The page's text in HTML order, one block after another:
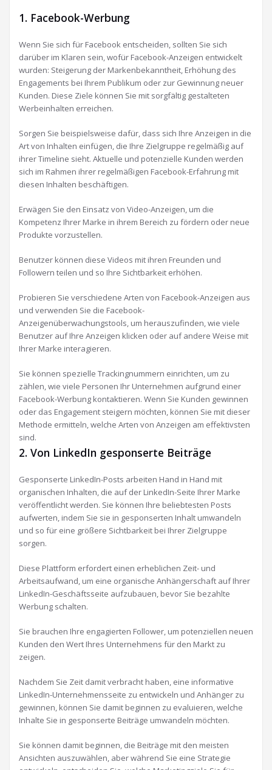
1. Facebook-Werbung
Wenn Sie sich für Facebook entscheiden, sollten Sie sich
darüber im Klaren sein, wofür Facebook-Anzeigen entwickelt
wurden: Steigerung der Markenbekanntheit, Erhöhung des
Engagements bei Ihrem Publikum oder zur Gewinnung neuer
Kunden. Diese Ziele können Sie mit sorgfältig gestalteten
Werbeinhalten erreichen.
Sorgen Sie beispielsweise dafür, dass sich Ihre Anzeigen in die
Art von Inhalten einfügen, die Ihre Zielgruppe regelmäßig auf
ihrer Timeline sieht. Aktuelle und potenzielle Kunden werden
sich im Rahmen ihrer regelmäßigen Facebook-Erfahrung mit
diesen Inhalten beschäftigen.
Erwägen Sie den Einsatz von Video-Anzeigen, um die
Kompetenz Ihrer Marke in ihrem Bereich zu fördern oder neue
Produkte vorzustellen.
Benutzer können diese Videos mit ihren Freunden und
Followern teilen und so Ihre Sichtbarkeit erhöhen.
Probieren Sie verschiedene Arten von Facebook-Anzeigen aus
und verwenden Sie die Facebook-
Anzeigenüberwachungstools, um herauszufinden, wie viele
Benutzer auf Ihre Anzeigen klicken oder auf andere Weise mit
Ihrer Marke interagieren.
Sie können spezielle Trackingnummern einrichten, um zu
zählen, wie viele Personen Ihr Unternehmen aufgrund einer
Facebook-Werbung kontaktieren. Wenn Sie Kunden gewinnen
oder das Engagement steigern möchten, können Sie mit dieser
Methode ermitteln, welche Arten von Anzeigen am effektivsten
sind.
2. Von LinkedIn gesponserte Beiträge
Gesponserte LinkedIn-Posts arbeiten Hand in Hand mit
organischen Inhalten, die auf der LinkedIn-Seite Ihrer Marke
veröffentlicht werden. Sie können Ihre beliebtesten Posts
aufwerten, indem Sie sie in gesponserten Inhalt umwandeln
und so für eine größere Sichtbarkeit bei Ihrer Zielgruppe
sorgen.
Diese Plattform erfordert einen erheblichen Zeit- und
Arbeitsaufwand, um eine organische Anhängerschaft auf Ihrer
LinkedIn-Geschäftsseite aufzubauen, bevor Sie bezahlte
Werbung schalten.
Sie brauchen Ihre engagierten Follower, um potenziellen neuen
Kunden den Wert Ihres Unternehmens für den Markt zu
zeigen.
Nachdem Sie Zeit damit verbracht haben, eine informative
LinkedIn-Unternehmensseite zu entwickeln und Anhänger zu
gewinnen, können Sie damit beginnen zu evaluieren, welche
Inhalte Sie in gesponserte Beiträge umwandeln möchten.
Sie können damit beginnen, die Beiträge mit den meisten
Ansichten auszuwählen, aber während Sie eine Strategie